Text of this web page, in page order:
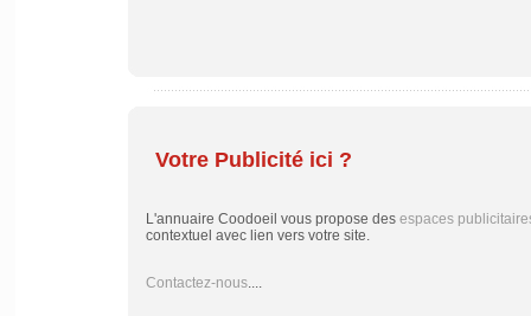
Votre Publicité ici ?
L'annuaire Coodoeil vous propose des espaces
contextuel avec lien vers votre site.
Contactez-nous....